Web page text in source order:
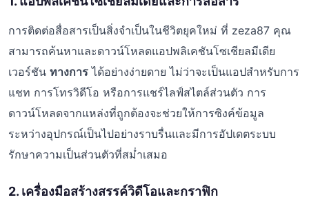
การติดต่อสื่อสารเป็นสิ่งจำเป็นในชีวิตยุคใหม่ ที่ zeza87 คุณ
สามารถค้นหาและดาวน์โหลดแอปพลิเคชันโซเชียลมีเดีย
เวอร์ชัน ทางการ ได้อย่างง่ายดาย ไม่ว่าจะเป็นแอปสำหรับการ
แชท การโทรวิดีโอ หรือการแชร์ไลฟ์สไตล์ส่วนตัว การ
ดาวน์โหลดจากแหล่งที่ถูกต้องจะช่วยให้การซิงค์ข้อมูล
ระหว่างอุปกรณ์เป็นไปอย่างราบรื่นและมีการอัปเดตระบบ
รักษาความเป็นส่วนตัวที่สม่ำเสมอ
2. เครื่องมือสร้างสรรค์วิดีโอและกราฟิก